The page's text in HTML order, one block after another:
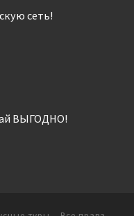
сеть!
ВЫГОДНО!